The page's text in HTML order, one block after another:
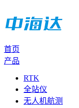
首页
产品
RTK
全站仪
无人机航测